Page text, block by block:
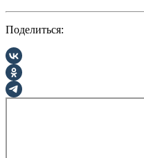
Поделиться: